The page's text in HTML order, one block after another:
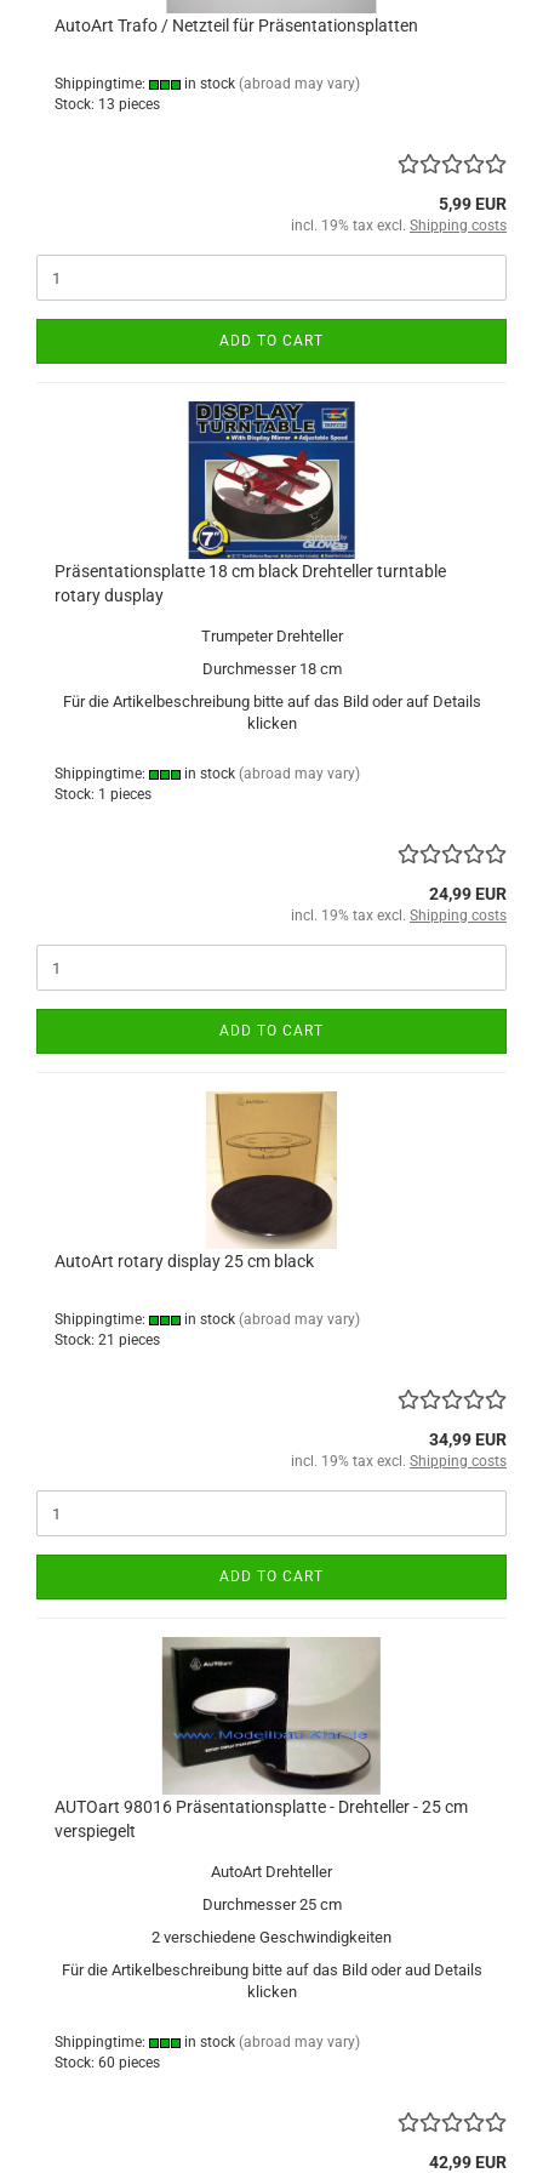
AutoArt Trafo / Netzteil für Präsentationsplatten
Shippingtime: in stock (abroad may vary)
Stock: 13 pieces
5,99 EUR
incl. 19% tax excl. Shipping costs
ADD TO CART
Präsentationsplatte 18 cm black Drehteller turntable
rotary dusplay
Trumpeter Drehteller
Durchmesser 18 cm
Für die Artikelbeschreibung bitte auf das Bild oder auf Details
klicken
Shippingtime: in stock (abroad may vary)
Stock: 1 pieces
24,99 EUR
incl. 19% tax excl. Shipping costs
ADD TO CART
AutoArt rotary display 25 cm black
Shippingtime: in stock (abroad may vary)
Stock: 21 pieces
34,99 EUR
incl. 19% tax excl. Shipping costs
ADD TO CART
AUTOart 98016 Präsentationsplatte - Drehteller - 25 cm
verspiegelt
AutoArt Drehteller
Durchmesser 25 cm
2 verschiedene Geschwindigkeiten
Für die Artikelbeschreibung bitte auf das Bild oder aud Details
klicken
Shippingtime: in stock (abroad may vary)
Stock: 60 pieces
42,99 EUR